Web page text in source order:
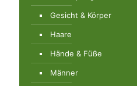
Gesicht & Körper
Haare
Hände & Füße
Männer